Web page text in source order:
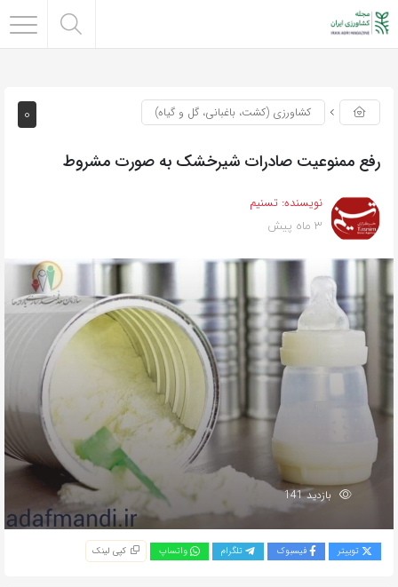
0 کشاورزی (کشت، باغبانی، گل و گیاه)
رفع ممنوعیت صادرات شیرخشک به صورت مشروط
نویسنده: تسنیم
3 ماه پیش
بازدید 141
توییتر فیسبوک تلگرام واتساپ کپی لینک